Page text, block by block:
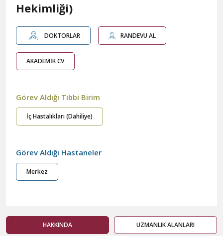
Hekimliği)
DOKTORLAR RANDEVU AL
AKADEMİK CV
Görev Aldığı Tıbbi Birim
İç Hastalıkları (Dahiliye)
Görev Aldığı Hastaneler
Merkez
HAKKINDA UZMANLIK ALANLARI